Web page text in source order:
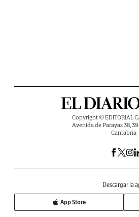
Copyright © EDITORIAL
Avenida de Parayas 38,
Cantabria
Descargar la
App Store